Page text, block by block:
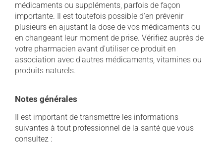
médicaments ou suppléments, parfois de façon
importante. Il est toutefois possible d'en prévenir
plusieurs en ajustant la dose de vos médicaments ou
en changeant leur moment de prise. Vérifiez auprès de
votre pharmacien avant d'utiliser ce produit en
association avec d'autres médicaments, vitamines ou
produits naturels.
Notes générales
Il est important de transmettre les informations
suivantes à tout professionnel de la santé que vous
consultez :